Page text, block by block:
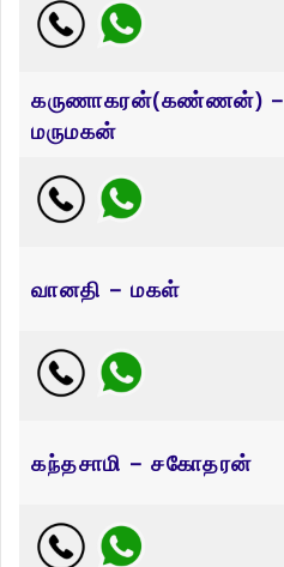
கருணாகரன்(கண்ணன்) –
மருமகன்
வானதி – மகள்
கந்தசாமி – சகோதரன்